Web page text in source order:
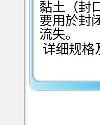
黏土（封
要用於封
流失。
详细规格